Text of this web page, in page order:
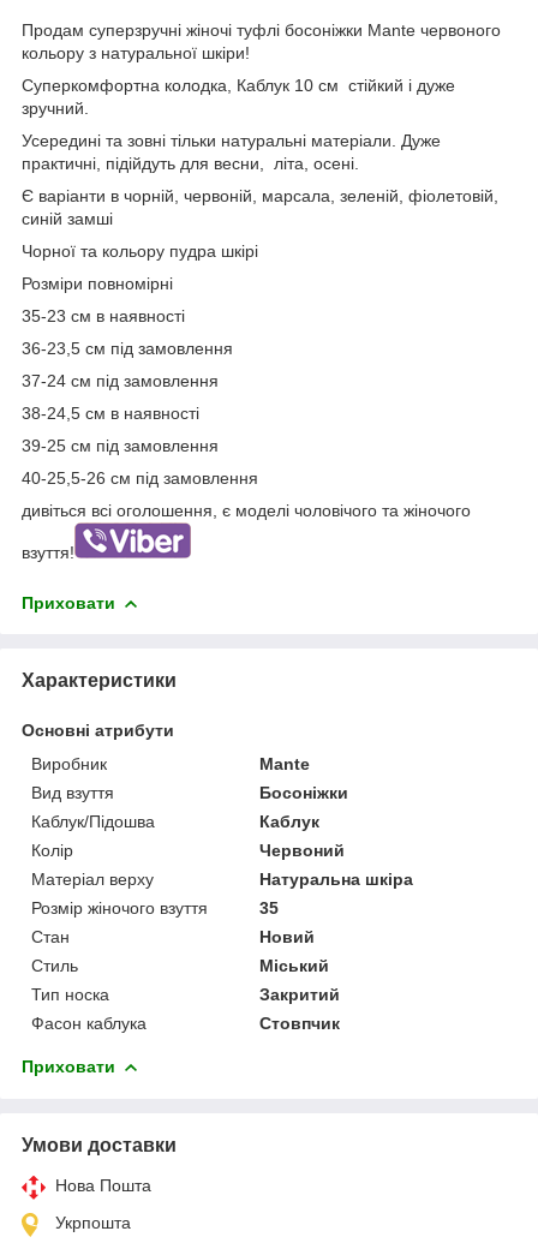
Продам суперзручні жіночі туфлі босоніжки Mante червоного
кольору з натуральної шкіри!
Суперкомфортна колодка, Каблук 10 см стійкий і дуже
зручний.
Усередині та зовні тільки натуральні матеріали. Дуже
практичні, підійдуть для весни, літа, осені.
Є варіанти в чорній, червоній, марсала, зеленій, фіолетовій,
синій замші
Чорної та кольору пудра шкірі
Розміри повномірні
35-23 см в наявності
36-23,5 см під замовлення
37-24 см під замовлення
38-24,5 см в наявності
39-25 см під замовлення
40-25,5-26 см під замовлення
дивіться всі оголошення, є моделі чоловічого та жіночого
взуття!
Приховати
Характеристики
Основні атрибути
Виробник
Mante
Вид взуття
Босоніжки
Каблук/Підошва
Каблук
Колір
Червоний
Матеріал верху
Натуральна шкіра
Розмір жіночого взуття
35
Стан
Новий
Стиль
Міський
Тип носка
Закритий
Фасон каблука
Стовпчик
Приховати
Умови доставки
Нова Пошта
Укрпошта